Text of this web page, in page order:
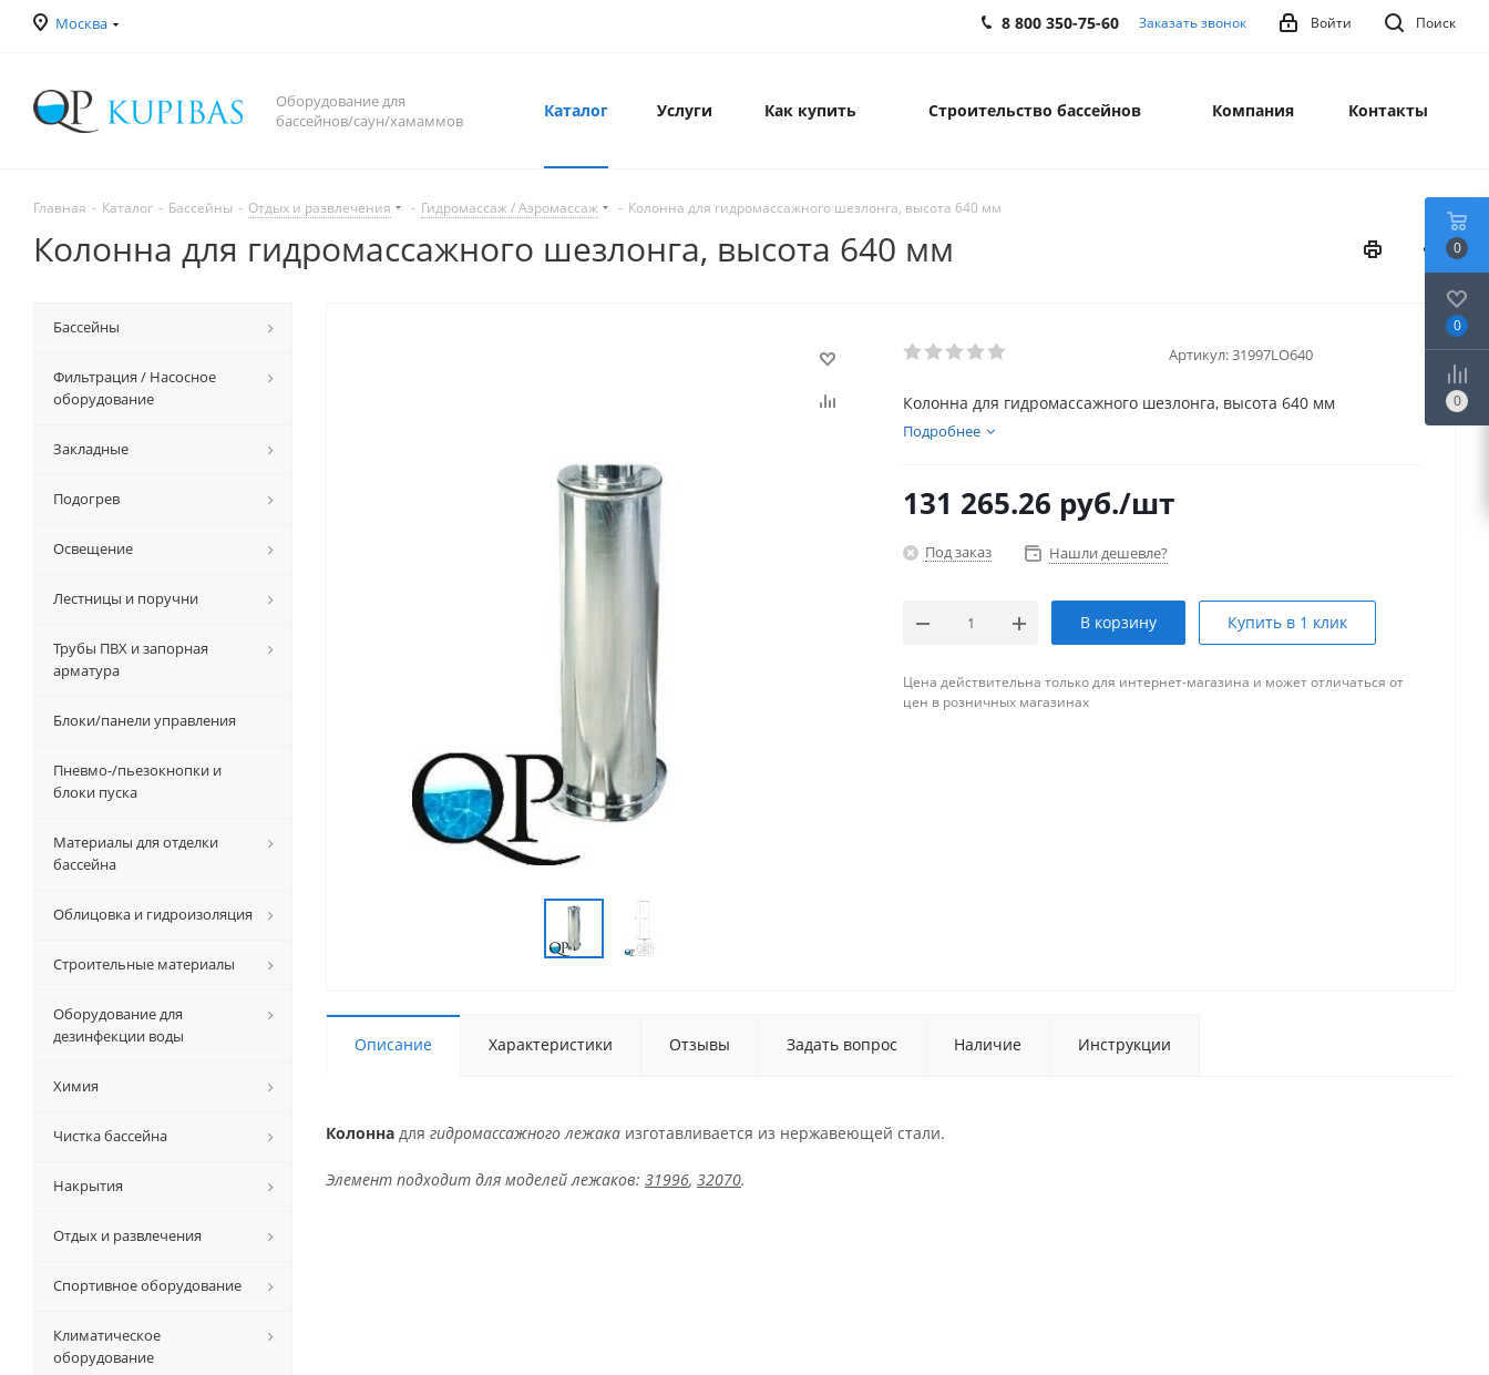
Москва Поиск
Войти
8 800 350-75-60 Заказать звонок
Оборудование для
бассейнов/саун/хамаммов
Каталог Услуги Как купить Строительство бассейнов Компания Контакты
Главная - Каталог - Бассейны - Отдых и развлечения - Гидромассаж / Аэромассаж - Колонна для гидромассажного шезлонга, высота 640 мм
Колонна для гидромассажного шезлонга, высота 640 мм
Артикул:31997LO640
Колонна для гидромассажного шезлонга, высота 640 мм
Подробнее
131 265.26 руб./шт
Под заказ Нашли дешевле?
В корзину Купить в 1 клик
Цена действительна только для интернет-магазина и может отличаться от
цен в розничных магазинах
Описание Характеристики Отзывы Задать вопрос Наличие Инструкции
Колонна для гидромассажного лежака изготавливается из нержавеющей стали.
Элемент подходит для моделей лежаков: 31996, 32070.
Бассейны
Фильтрация / Насосное
оборудование
Закладные
Подогрев
Освещение
Лестницы и поручни
Трубы ПВХ и запорная
арматура
Блоки/панели управления
Пневмо-/пьезокнопки и
блоки пуска
Материалы для отделки
бассейна
Облицовка и гидроизоляция
Строительные материалы
Оборудование для
дезинфекции воды
Химия
Чистка бассейна
Накрытия
Отдых и развлечения
Спортивное оборудование
Климатическое
оборудование
0
0
0